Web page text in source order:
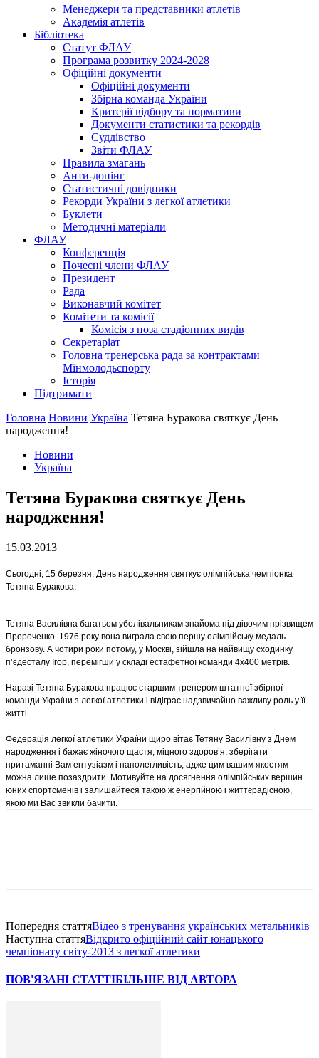
Менеджери та представники атлетів
Академія атлетів
Бібліотека
Статут ФЛАУ
Програма розвитку 2024-2028
Офіційні документи
Офіційні документи
Збірна команда України
Критерії відбору та нормативи
Документи статистики та рекордів
Суддівство
Звіти ФЛАУ
Правила змагань
Анти-допінг
Статистичні довідники
Рекорди України з легкої атлетики
Буклети
Методичні матеріали
ФЛАУ
Конференція
Почесні члени ФЛАУ
Президент
Рада
Виконавчий комітет
Комітети та комісії
Комісія з поза стадіонних видів
Секретаріат
Головна тренерська рада за контрактами
Мінмолодьспорту
Історія
Підтримати
Головна Новини Україна Тетяна Буракова святкує День
народження!
Новини
Україна
Тетяна Буракова святкує День
народження!
15.03.2013
Сьогодні, 15 березня, День народження святкує олімпійська чемпіонка
Тетяна Буракова.
Тетяна Василівна багатьом уболівальникам знайома під дівочим прізвищем
Пророченко. 1976 року вона виграла свою першу олімпійську медаль –
бронзову. А чотири роки потому, у Москві, зійшла на найвищу сходинку
п’єдесталу Ігор, перемігши у складі естафетної команди 4х400 метрів.
Наразі Тетяна Буракова працює старшим тренером штатної збірної
команди України з легкої атлетики і відіграє надзвичайно важливу роль у її
житті.
Федерація легкої атлетики України щиро вітає Тетяну Василівну з Днем
народження і бажає жіночого щастя, міцного здоров’я, зберігати
притаманні Вам ентузіазм і наполегливість, адже цим вашим якостям
можна лише позаздрити. Мотивуйте на досягнення олімпійських вершин
юних спортсменів і залишайтеся такою ж енергійною і життєрадісною,
якою ми Вас звикли бачити.
Попередня статтяВідео з тренування українських метальників
Наступна статтяВідкрито офіційний сайт юнацького
чемпіонату світу-2013 з легкої атлетики
ПОВ'ЯЗАНІ СТАТТІБІЛЬШЕ ВІД АВТОРА